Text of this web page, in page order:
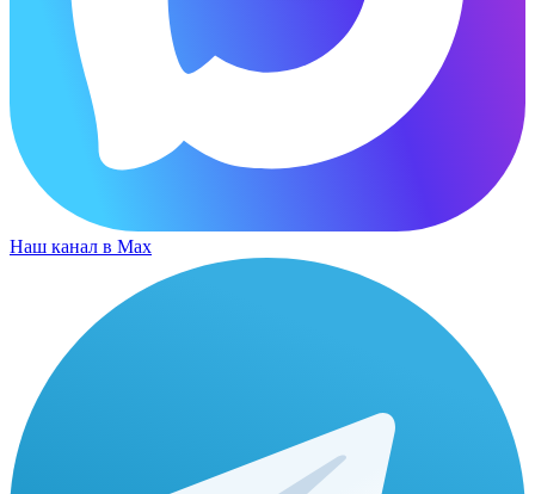
Наш канал в Max